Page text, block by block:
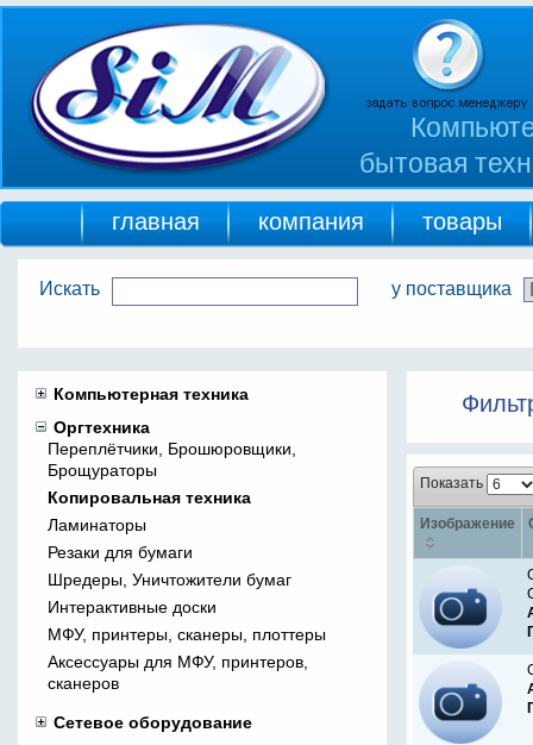
бытовая
главная компания товары
Искать у поставщика
Компьютерная техника
Оргтехника
Переплётчики, Брошюровщики,
Брощураторы
Копировальная техника
Ламинаторы
Резаки для бумаги
Шредеры, Уничтожители бумаг
Интерактивные доски
МФУ, принтеры, сканеры, плоттеры
Аксессуары для МФУ, принтеров,
сканеров
Сетевое оборудование
Показать
Изображение